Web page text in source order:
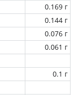
0.169 г
0.144 г
0.076 г
0.061 г
0.1 г